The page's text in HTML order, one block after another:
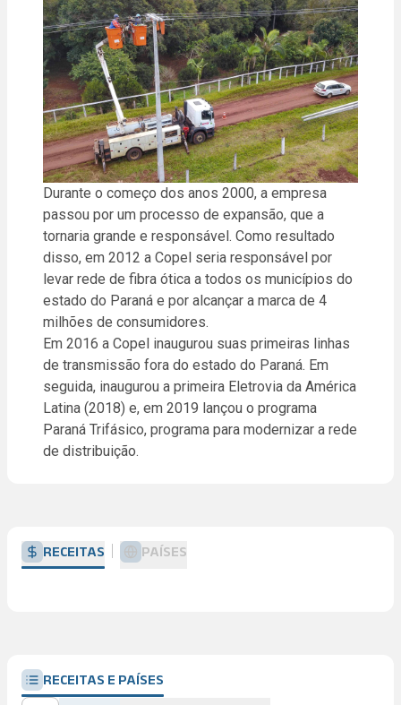
Durante o começo dos anos 2000, a empresa
passou por um processo de expansão, que a
tornaria grande e responsável. Como resultado
disso, em 2012 a Copel seria responsável por
levar rede de fibra ótica a todos os municípios do
estado do Paraná e por alcançar a marca de 4
milhões de consumidores.
Em 2016 a Copel inaugurou suas primeiras linhas
de transmissão fora do estado do Paraná. Em
seguida, inaugurou a primeira Eletrovia da América
Latina (2018) e, em 2019 lançou o programa
Paraná Trifásico, programa para modernizar a rede
de distribuição.
RECEITAS PAÍSES
RECEITAS E PAÍSES